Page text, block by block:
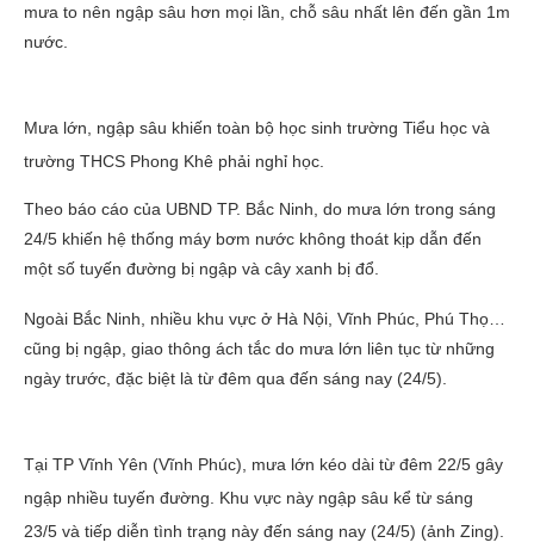
mưa to nên ngập sâu hơn mọi lần, chỗ sâu nhất lên đến gần 1m
nước.
Mưa lớn, ngập sâu khiến toàn bộ học sinh trường Tiểu học và
trường THCS Phong Khê phải nghỉ học.
Theo báo cáo của UBND TP. Bắc Ninh, do mưa lớn trong sáng
24/5 khiến hệ thống máy bơm nước không thoát kịp dẫn đến
một số tuyến đường bị ngập và cây xanh bị đổ.
Ngoài Bắc Ninh, nhiều khu vực ở Hà Nội, Vĩnh Phúc, Phú Thọ…
cũng bị ngập, giao thông ách tắc do mưa lớn liên tục từ những
ngày trước, đặc biệt là từ đêm qua đến sáng nay (24/5).
Tại TP Vĩnh Yên (Vĩnh Phúc), mưa lớn kéo dài từ đêm 22/5 gây
ngập nhiều tuyến đường. Khu vực này ngập sâu kể từ sáng
23/5 và tiếp diễn tình trạng này đến sáng nay (24/5) (ảnh Zing).